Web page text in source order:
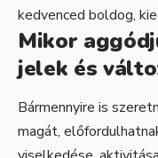
kedvenced boldog,
Mikor
jelek és
Bármennyire is
magát,